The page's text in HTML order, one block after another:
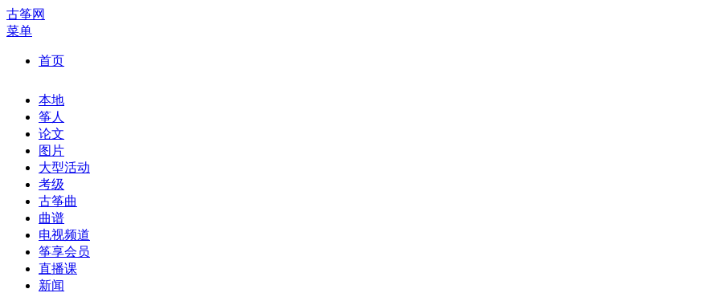
古筝网
菜单
首页
本地
筝人
论文
图片
大型活动
考级
古筝曲
曲谱
电视频道
筝享会员
直播课
新闻